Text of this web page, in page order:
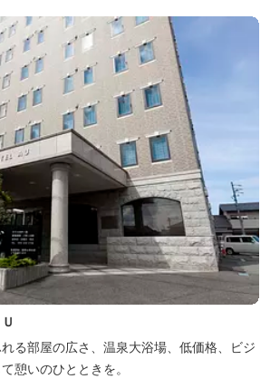
。 大小合わせて6棟のコテージがあります。
る部屋の広さ、温泉大浴場、低価格、ビジ
憩いのひとときを。